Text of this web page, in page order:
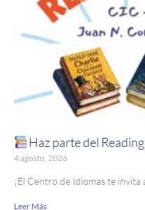
Haz parte del
4 agosto, 2026
¡El Centro de Idiomas te invita
Leer Más